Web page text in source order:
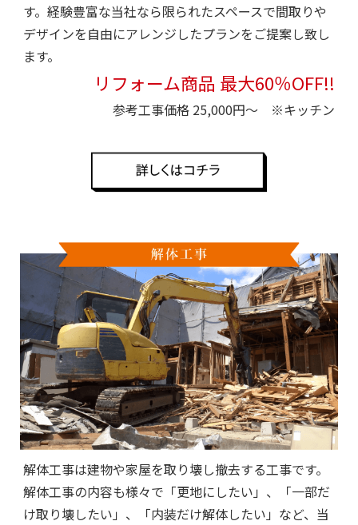
す。経験豊富な当社なら限られたスペースで間取りや
デザインを自由にアレンジしたプランをご提案し致し
ます。
リフォーム商品 最大60％OFF!!
参考工事価格 25,000円～ ※キッチン
解体工事は建物や家屋を取り壊し撤去する工事です。
解体工事の内容も様々で「更地にしたい」、「一部だ
け取り壊したい」、「内装だけ解体したい」など、当